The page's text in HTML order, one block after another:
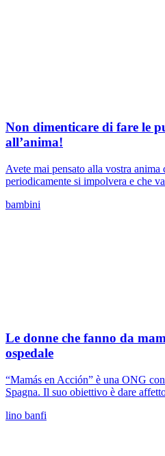
Non dimenticare di fare le
all’anima!
Avete mai pensato alla vostra anima
periodicamente si impolvera e che
bambini
Le donne che fanno da
ospedale
“Mamás en Acción” è una ONG
Spagna. Il suo obiettivo è dare
lino banfi